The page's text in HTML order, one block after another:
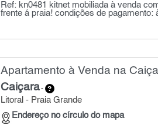
Ref: kn0481 kitnet mobiliada à venda
frente á praia! condições de pagamento:
Apartamento à Venda na
Caiçara-
Litoral - Praia Grande
Endereço no círculo do mapa